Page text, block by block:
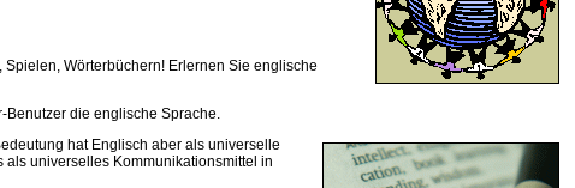
Wörterbüchern! Erlernen Sie englische
die englische Sprache.
hat Englisch aber als universelle
universelles Kommunikationsmittel in